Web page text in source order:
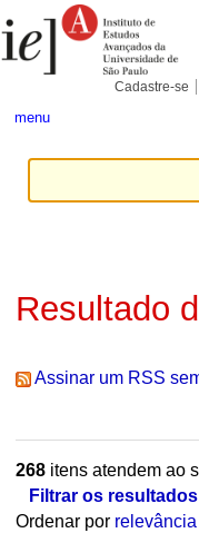
para
conteúdo.
Pessoais
Cadastre-se
menu
Resultado
Assinar um RSS
268itens atendem ao
Filtrar os resultados
Ordenar por relevância